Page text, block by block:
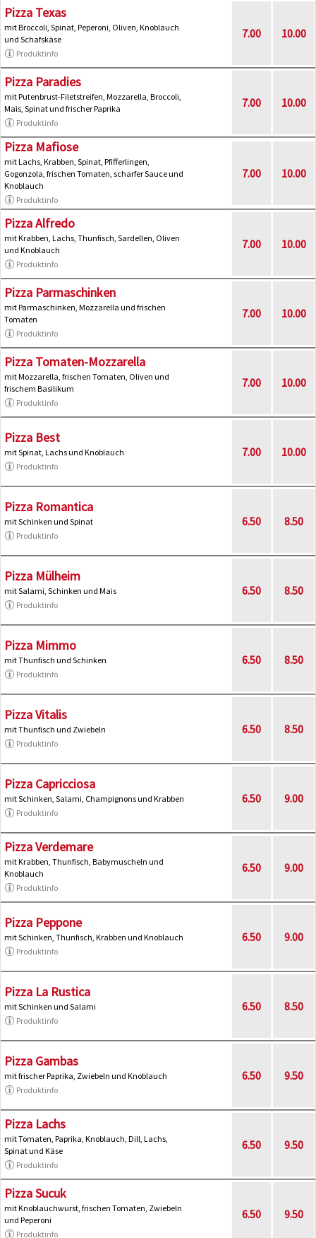
Pizza Texas
mit Broccoli, Spinat, Peperoni, Oliven, Knoblauch
und Schafskäse
Produktinfo
7.00 10.00
Pizza Paradies
mit Putenbrust-Filetstreifen, Mozzarella, Broccoli,
Mais, Spinat und frischer Paprika
Produktinfo
7.00 10.00
Pizza Mafiose
mit Lachs, Krabben, Spinat, Pfifferlingen,
Gogonzola, frischen Tomaten, scharfer Sauce und
Knoblauch
Produktinfo
7.00 10.00
Pizza Alfredo
mit Krabben, Lachs, Thunfisch, Sardellen, Oliven
und Knoblauch
Produktinfo
7.00 10.00
Pizza Parmaschinken
mit Parmaschinken, Mozzarella und frischen
Tomaten
Produktinfo
7.00 10.00
Pizza Tomaten-Mozzarella
mit Mozzarella, frischen Tomaten, Oliven und
frischem Basilikum
Produktinfo
7.00 10.00
Pizza Best
mit Spinat, Lachs und Knoblauch
Produktinfo
7.00 10.00
Pizza Romantica
mit Schinken und Spinat
Produktinfo
6.50 8.50
Pizza Mülheim
mit Salami, Schinken und Mais
Produktinfo
6.50 8.50
Pizza Mimmo
mit Thunfisch und Schinken
Produktinfo
6.50 8.50
Pizza Vitalis
mit Thunfisch und Zwiebeln
Produktinfo
6.50 8.50
Pizza Capricciosa
mit Schinken, Salami, Champignons und Krabben
Produktinfo
6.50 9.00
Pizza Verdemare
mit Krabben, Thunfisch, Babymuscheln und
Knoblauch
Produktinfo
6.50 9.00
Pizza Peppone
mit Schinken, Thunfisch, Krabben und Knoblauch
Produktinfo
6.50 9.00
Pizza La Rustica
mit Schinken und Salami
Produktinfo
6.50 8.50
Pizza Gambas
mit frischer Paprika, Zwiebeln und Knoblauch
Produktinfo
6.50 9.50
Pizza Lachs
mit Tomaten, Paprika, Knoblauch, Dill, Lachs,
Spinat und Käse
Produktinfo
6.50 9.50
Pizza Sucuk
mit Knoblauchwurst, frischen Tomaten, Zwiebeln
und Peperoni
Produktinfo
6.50 9.50